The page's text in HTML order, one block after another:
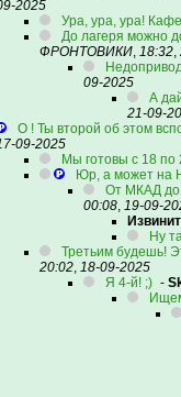
2025
Ура, ура, ура!
До лагеря можно
ФРОНТОВИКИ, 18:32,
09-2025
А
21-09-
О ! Ты второй об этом
09-2025
Мы готовы с 18 по
Юр, а может на
От МКАД до
00:08, 19-09-
Ну
Третьим будешь!
20:02, 18-09-2025
Я 4-й! ;) -